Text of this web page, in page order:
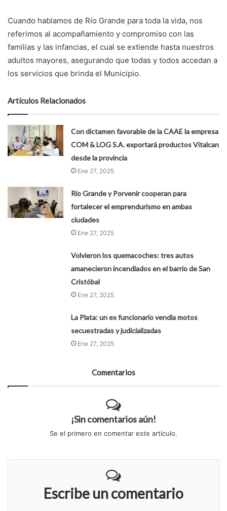
Cuando hablamos de Río Grande para toda la vida, nos
referimos al acompañamiento y compromiso con las
familias y las infancias, el cual se extiende hasta nuestros
adultos mayores, asegurando que todas y todos accedan a
los servicios que brinda el Municipio.
Artículos Relacionados
Con dictamen favorable de la CAAE la empresa
COM & LOG S.A. exportará productos Vitalcan
desde la provincia
Ene 27, 2025
Río Grande y Porvenir cooperan para
fortalecer el emprendurismo en ambas
ciudades
Ene 27, 2025
Volvieron los quemacoches: tres autos
amanecieron incendiados en el barrio de San
Cristóbal
Ene 27, 2025
La Plata: un ex funcionario vendía motos
secuestradas y judicializadas
Ene 27, 2025
Comentarios
¡Sin comentarios aún!
Se el primero en comentar este artículo.
Escribe un comentario